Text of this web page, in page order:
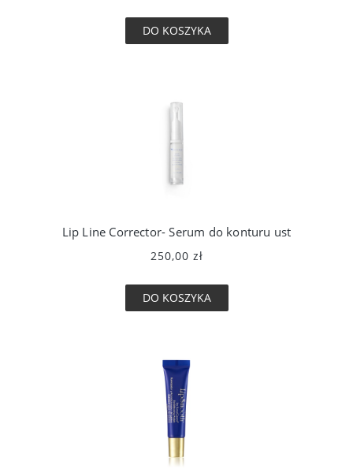
DO KOSZYKA
Lip Line Corrector- Serum do konturu ust
250,00 zł
DO KOSZYKA